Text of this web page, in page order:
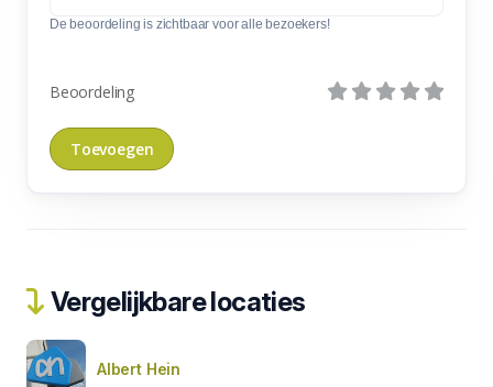
De beoordeling is zichtbaar voor alle bezoekers!
Beoordeling
Vergelijkbare locaties
Albert Hein